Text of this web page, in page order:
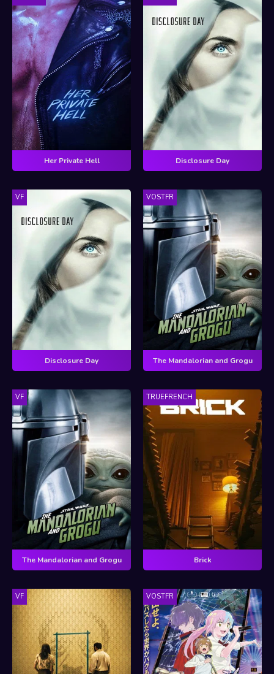
Her Private Hell Disclosure Day
VF
Disclosure Day
VOSTFR
The Mandalorian and Grogu
VF
The Mandalorian and Grogu
TRUEFRENCH
Brick
VF VOSTFR